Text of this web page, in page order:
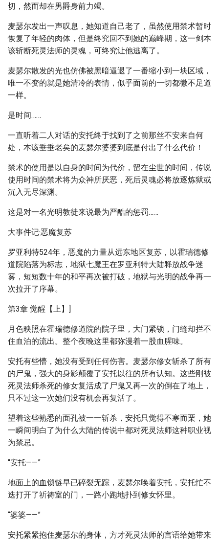
切，然而却在男爵身前力竭。
麦瑟尔发出一声叹息，她知道自己老了，虽然使用禁术暂时
恢复了年轻的肉体，但是终究回不到她的巅峰期，这一剑本
该斩断死灵法师的灵魂，可终究让他逃离了。
麦瑟尔散发的光也仿佛被黑暗逼退了一番缩小到一块区域，
唯一不变的就是她清冷的表情，似乎面前的一切都微不足道
一样。
是时间……
一直听着二人对话的安托终于找到了之前那丝不安来自何
处，本该垂垂老矣的麦瑟尔婆婆到底是付出了什么代价！
禁术的使用是以自身的时间为代价，留在尘世的时间，传说
使用时间的禁术将为众神所厌恶，死后灵魂必将放逐炼狱或
沉入无尽深渊。
这是对一名光明教徒来说最为严酷的惩罚……
大事件记·恶魔复苏
罗亚利特524年，恶魔的力量从远东地区复苏，以霍瑞德修
道院陷落为标志，地狱七魔王在罗亚利特大陆释放战争迷
雾，短短数十年的和平再次被打破，地狱与光明的战争再一
次拉开了序幕。
第3章 觉醒【上】]
月色映照在霍瑞德修道院的院子里，大门紧锁，门缝却拦不
住血泊的流出。整个夜晚这里都弥漫着一股血腥味。
安托有些懵，她没有受到任何伤害。麦瑟尔修女斩杀了所有
的尸鬼，强大的身影颠覆了安托以往的所有认知。这些刚被
死灵法师杀死的修女复活成了尸鬼又再一次的倒在了地上，
只不过这一次她们没有机会再复活了。
望着这些熟悉的面孔被一一斩杀，安托只觉得不寒而栗，她
一瞬间明白了为什么大陆的传说中都对死灵法师这种职业视
为禁忌。
“安托——”
地面上的血锁链早已碎裂无踪，麦瑟尔唤着安托，安托忙不
迭打开了祈祷室的门，一路小跑地扑到修女怀里。
“婆婆——”
安托紧紧抱住麦瑟尔的身体，方才死灵法师的言语给她带来